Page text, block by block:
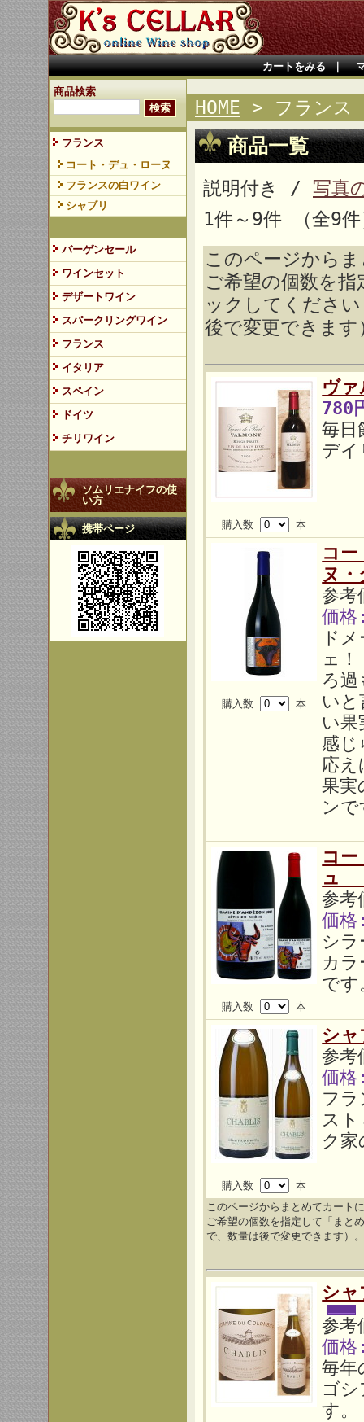
カートをみる｜
商品検索
フランス
コート・デュ・ローヌ
フランスの白ワイン
シャブリ
バーゲンセール
ワインセット
デザートワイン
スパークリングワイン
フランス
イタリア
スペイン
ドイツ
チリワイン
ソムリエナイフの使
い方
携帯ページ
HOME > フランス
商品一覧
説明付き / 写真
1件～9件 （全9件
このページから
ご希望の個数を
ックしてくださ
後で変更できます
購入数 本
ヴ
780
毎日
デイ
購入数 本
コ
ヌ
参
価
ド
ェ！
ろ
い
い
感じ
応え
果実
ン
購入数 本
コ
ュ
参
価
シ
カ
です
購入数 本
シ
参
価
フ
ス
ク
このページからまとめてカート
ご希望の個数を指定して「まと
で、数量は後で変更できます）
シ
参
価
毎年
ゴ
す。